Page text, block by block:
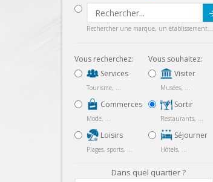
Rechercher une marque, un établissement...
Vous recherchez:
Services
Tourisme, ...
Commerces
Mode, ...
Loisirs
Plages, sports, ...
Vous souhaitez:
Visiter
Musées, ...
Sortir
Restaurants, ...
Séjourner
Hôtels, ...
Dans quel quartier ?